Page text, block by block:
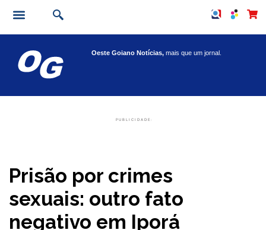
Oeste Goiano Notícias,mais que um jornal.
PUBLICIDADE:
Prisão por crimes
sexuais: outro fato
negativo em Iporá